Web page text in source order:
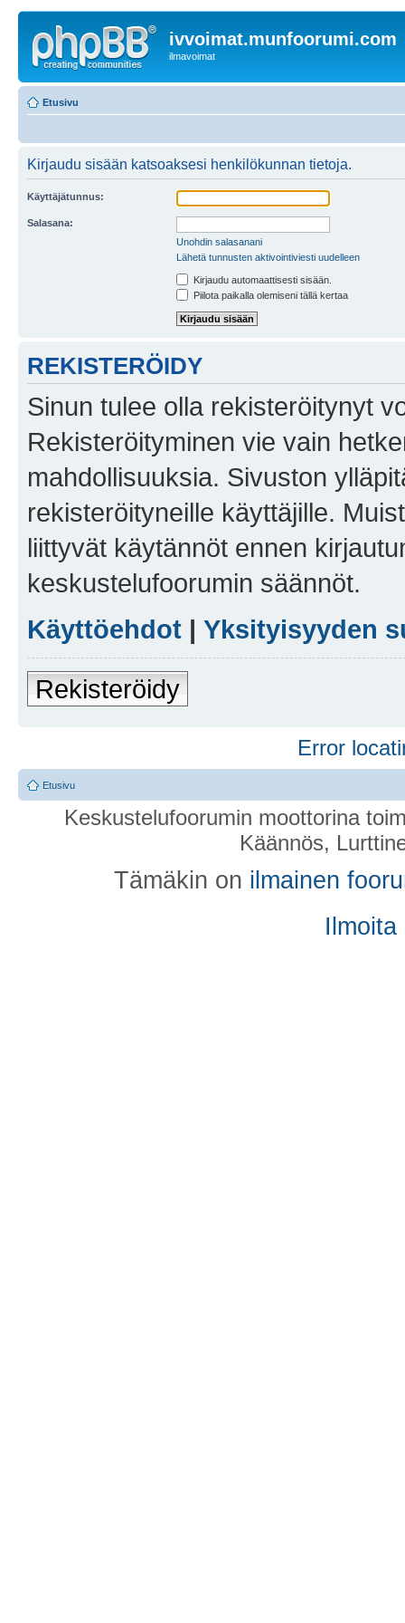
ivvoimat.munfoorumi.com
ilmavoimat
Etusivu
Kirjaudu sisään katsoaksesi henkilökunnan tietoja.
Käyttäjätunnus:
Salasana:
Unohdin salasanani
Lähetä tunnusten aktivointiviesti uudelleen
Kirjaudu automaattisesti sisään.
Piilota paikalla olemiseni tällä kertaa
REKISTERÖIDY
Sinun tulee olla rekisteröitynyt
Rekisteröityminen vie vain
mahdollisuuksia. Sivuston
rekisteröityneille käyttäjille.
liittyvät käytännöt ennen
keskustelufoorumin säännöt.
Käyttöehdot | Yksityisyyden
Rekisteröidy
Error
Etusivu
Keskustelufoorumin moottorina
Käännös,
Tämäkin on ilmainen